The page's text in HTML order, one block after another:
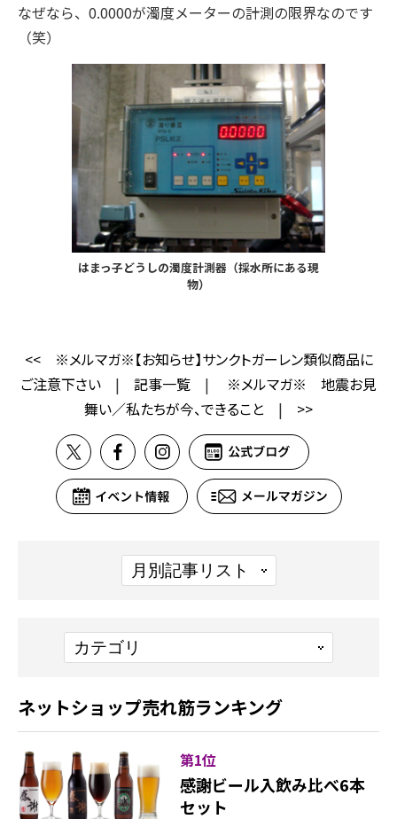
なぜなら、0.0000が濁度メーターの計測の限界なのです
（笑）
はまっ子どうしの濁度計測器（採水所にある現
物）
<<
※メルマガ※【お知らせ】サンクトガーレン類似商品に
ご注意下さい | 記事一覧 |
※メルマガ※ 地震お見
舞い／私たちが今、できること | >>
ネットショップ売れ筋ランキング
第1位
感謝ビール入飲み比べ6本
セット